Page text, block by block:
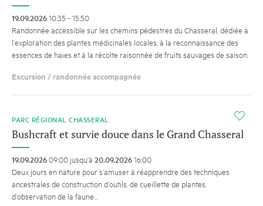
19.09.202610:35 - 15:50
Randonnée accessible sur les chemins pédestres du Chasseral, dédiée à
l’exploration des plantes médicinales locales, à la reconnaissance des
essences de haies et à la récolte raisonnée de fruits sauvages de saison.
Excursion / randonnée accompagnée
i
PARC RÉGIONAL CHASSERAL
Bushcraft et survie douce dans le Grand Chasseral
19.09.202609:00 jusqu'à 20.09.202616:00
Deux jours en nature pour s’amuser à réapprendre des techniques
ancestrales de construction d’outils, de cueillette de plantes,
d’observation de la faune...